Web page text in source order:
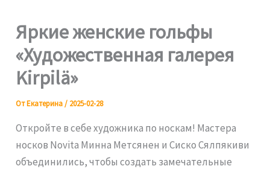
Яркие женские гольфы
«Художественная галерея
Kirpilä»
ОтЕкатерина/ 2025-02-28
Откройте в себе художника по носкам! Мастера
носков Novita Минна Метсянен и Сиско Сялпякиви
объединились, чтобы создать замечательные